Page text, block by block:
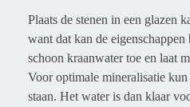
Plaats de stenen in een glazen
want dat kan de
schoon kraanwater toe en laat
Voor optimale mineralisatie
staan. Het water is dan klaar